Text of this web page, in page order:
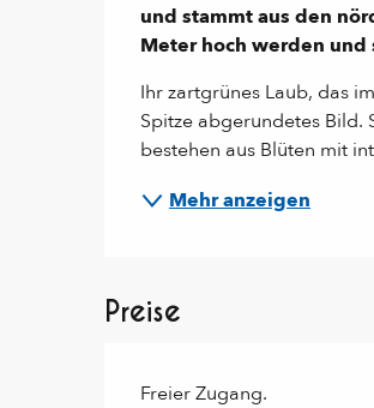
und stammt aus den
Meter hoch werden und
Ihr zartgrünes Laub, das
Spitze abgerundetes Bild.
bestehen aus Blüten mit
Mehr anzeigen
Preise
Freier Zugang.